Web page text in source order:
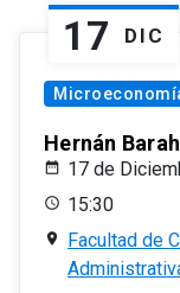
17 DIC
Hernán
17 de
15:30
Facultad de